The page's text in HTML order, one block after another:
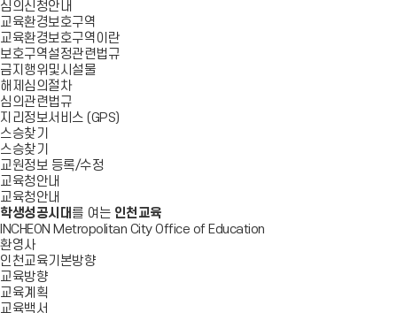
심의신청안내
교육환경보호구역
교육환경보호구역이란
보호구역설정관련법규
금지행위및시설물
해제심의절차
심의관련법규
지리정보서비스 (GPS)
스승찾기
스승찾기
교원정보 등록/수정
교육청안내
교육청안내
학생성공시대 를 여는 인천교육
INCHEON Metropolitan City Office of Education
환영사
인천교육기본방향
교육방향
교육계획
교육백서